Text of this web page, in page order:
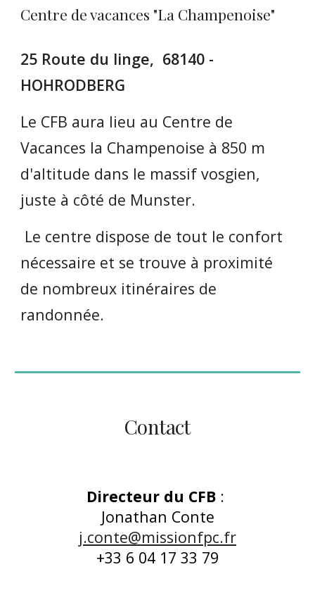
Centre de vacances "La Champenoise"
25 Route du linge, 68140 -
HOHRODBERG
Le CFB aura lieu au Centre de
Vacances la Champenoise à 850 m
d'altitude dans le massif vosgien,
juste à côté de Munster.
Le centre dispose de tout le confort
nécessaire et se trouve à proximité
de nombreux itinéraires de
randonnée.
Contact
Directeur du CFB :
Jonathan Conte
j.conte@missionfpc.fr
+33 6 04 17 33 79